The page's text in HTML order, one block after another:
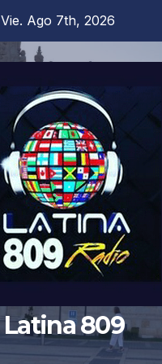
Vie. Ago 7th, 2026
Latina 809